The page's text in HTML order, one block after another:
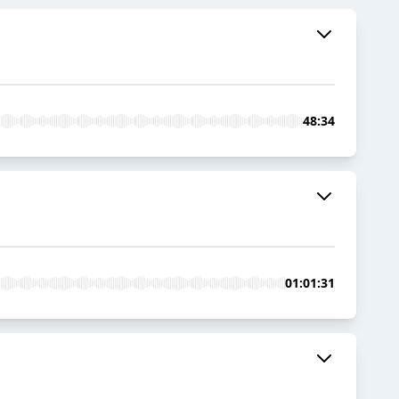
48:34
01:01:31